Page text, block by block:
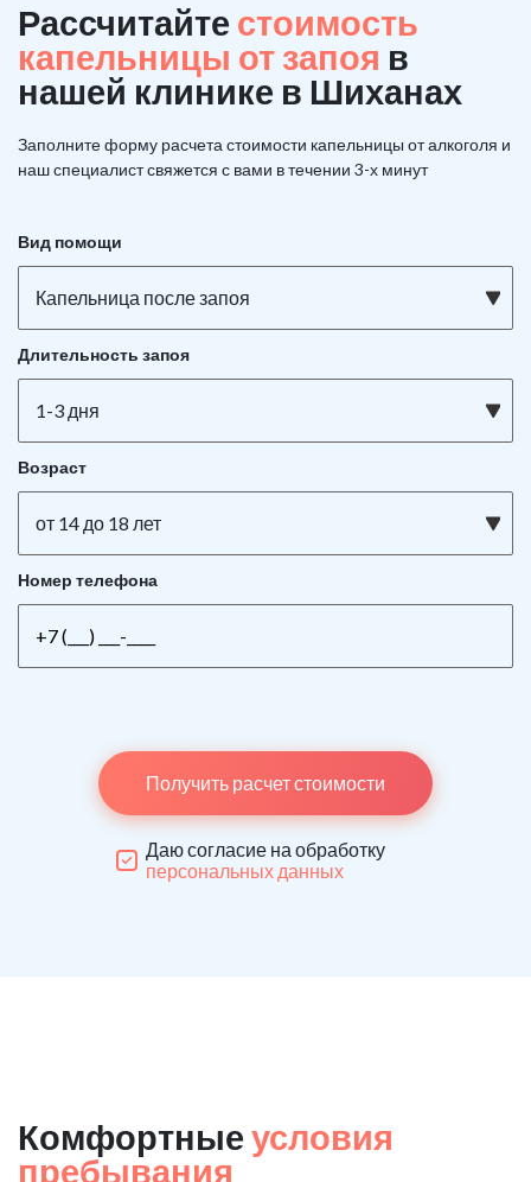
Рассчитайте стоимость
капельницы от запоя в
нашей клинике в Шиханах
Заполните форму расчета стоимости капельницы от алкоголя и
наш специалист свяжется с вами в течении 3-х минут
Вид помощи
Капельница после запоя
Длительность запоя
1-3 дня
Возраст
от 14 до 18 лет
Номер телефона
Получить расчет стоимости
Даю согласие на обработку
персональных данных
Комфортные условия
пребывания